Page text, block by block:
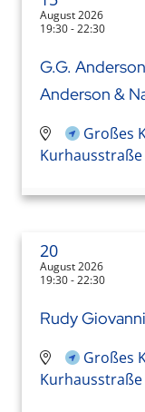
August 2026
19:30 - 22:30
G.G.
Anderson &
Großes
Kurhausstraße
20
August 2026
19:30 - 22:30
Rudy
Großes
Kurhausstraße